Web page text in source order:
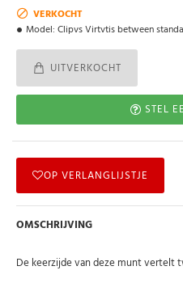
VERKOCHT
Model: Clipvs Virtvtis between
UITVERKOCHT
STEL
OP VERLANGLIJSTJE
OMSCHRIJVING
De keerzijde van deze munt vertelt